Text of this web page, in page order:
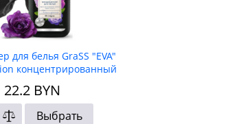
для белья GraSS "EVA"
концентрированный
22.2 BYN
Выбрать